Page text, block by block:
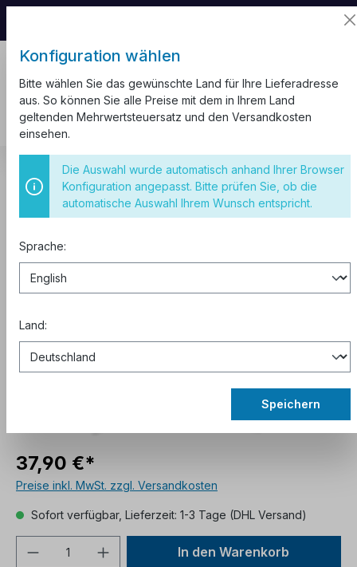
Sicherungskasten IP65
Sicherungskasten IP65 24 Module
37,90 €*
Preise inkl. MwSt. zzgl. Versandkosten
Sofort verfügbar, Lieferzeit: 1-3 Tage (DHL Versand)
In den Warenkorb
Konfiguration wählen
Bitte wählen Sie das gewünschte Land für Ihre Lieferadresse
aus. So können Sie alle Preise mit dem in Ihrem Land
geltenden Mehrwertsteuersatz und den Versandkosten
einsehen.
Die Auswahl wurde automatisch anhand Ihrer Browser
Konfiguration angepasst. Bitte prüfen Sie, ob die
automatische Auswahl Ihrem Wunsch entspricht.
Sprache:
Land:
Speichern